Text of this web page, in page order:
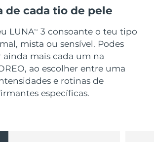
de cada tio de pele
LUNATM
3 consoante o teu tipo
mista ou sensível. Podes
ainda mais cada um na
ao escolher entre uma
e rotinas de
específicas.